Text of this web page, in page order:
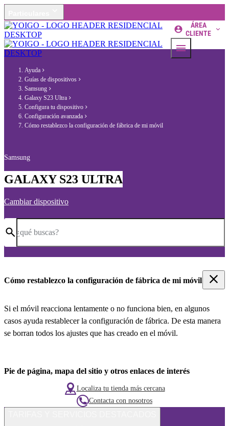
ÁREA
CLIENTE
Ayuda
Guías de dispositivos
Samsung
Galaxy S23 Ultra
Configura tu dispositivo
Configuración avanzada
Cómo restablezco la configuración de fábrica de mi móvil
Samsung
GALAXY S23 ULTRA
Cambiar dispositivo
¿qué buscas?
Cómo restablezco la configuración de fábrica de mi móvil
Si el móvil reacciona lentamente o no funciona bien, en algunos
casos ayuda restablecer la configuración de fábrica. De esta manera
se borran todos los ajustes que has creado en el móvil.
Pie de página, mapa del sitio y otros enlaces de interés
Localiza tu tienda más cercana
Contacta con nosotros